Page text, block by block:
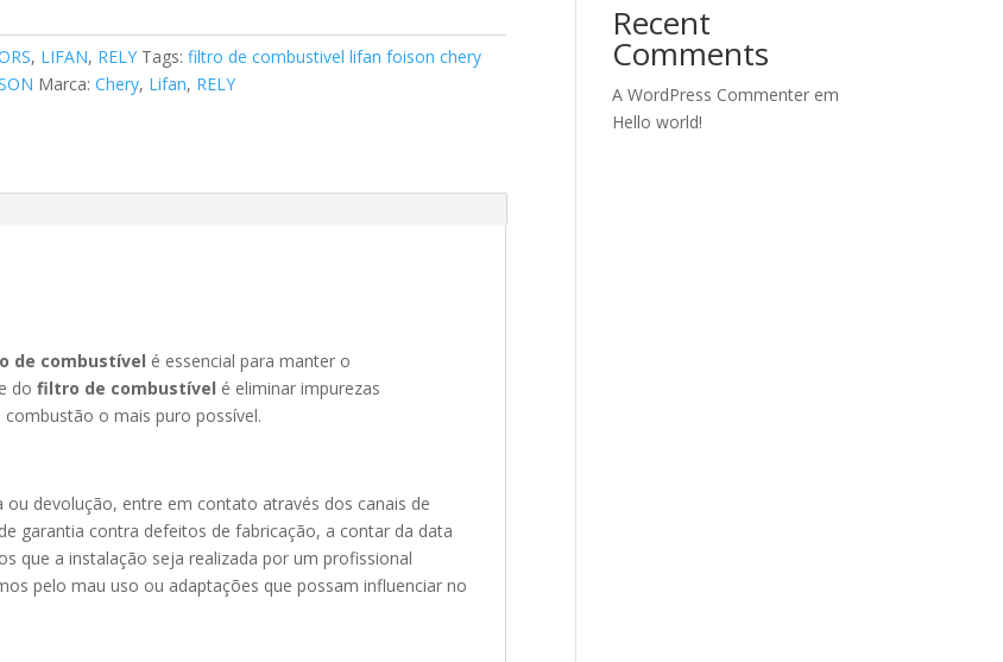
, LIFAN, RELY Tags:filtro de combustivel lifan foison chery
Marca:Chery, Lifan, RELY
de combustível é essencial para manter o
dofiltro de combustível é eliminar impurezas
o mais puro possível.
devolução, entre em contato através dos canais de
garantia contra defeitos de fabricação, a contar da data
que a instalação seja realizada por um profissional
pelo mau uso ou adaptações que possam influenciar no
Recent
Comments
A WordPress Commenter em
Hello world!